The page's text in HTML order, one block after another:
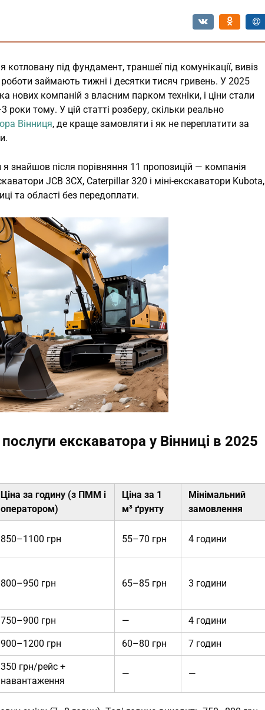
під фундамент, траншеї під комунікації, вивіз
займають тижні і десятки тисяч гривень. У 2025
нових компаній з власним парком техніки, і ціни стали
тому. У цій статті розберу, скільки реально
Вінниця, де краще замовляти і як не переплатити за
я знайшов після порівняння 11 пропозицій — компанія
JCB 3CX, Caterpillar 320 і міні-екскаватори Kubota,
та області без передоплати.
екскаватора у Вінниці в 2025
Ціна за годину (з ПММ і
оператором)
Ціна за 1
м³ ґрунту
Мінімальний
замовлення
850–1100 грн 55–70 грн 4 години
800–950 грн 65–85 грн 3 години
750–900 грн — 4 години
900–1200 грн 60–80 грн 7 годин
350 грн/рейс +
навантаження
— —